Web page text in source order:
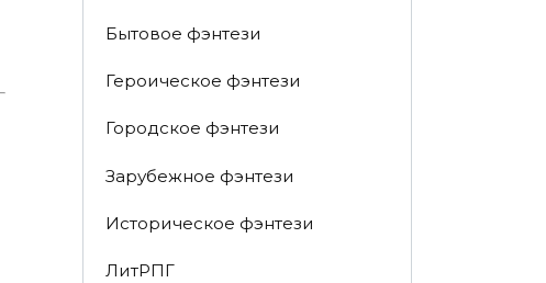
Бытовое фэнтези
Героическое фэнтези
Городское фэнтези
Зарубежное фэнтези
Историческое фэнтези
ЛитРПГ